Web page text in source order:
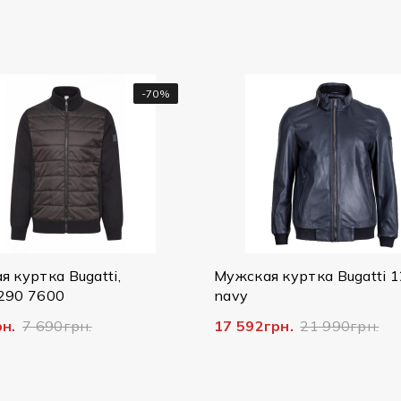
Мужская куртка Bugatti 125/079
navy
17 592грн.
Мужская
14 796грн.